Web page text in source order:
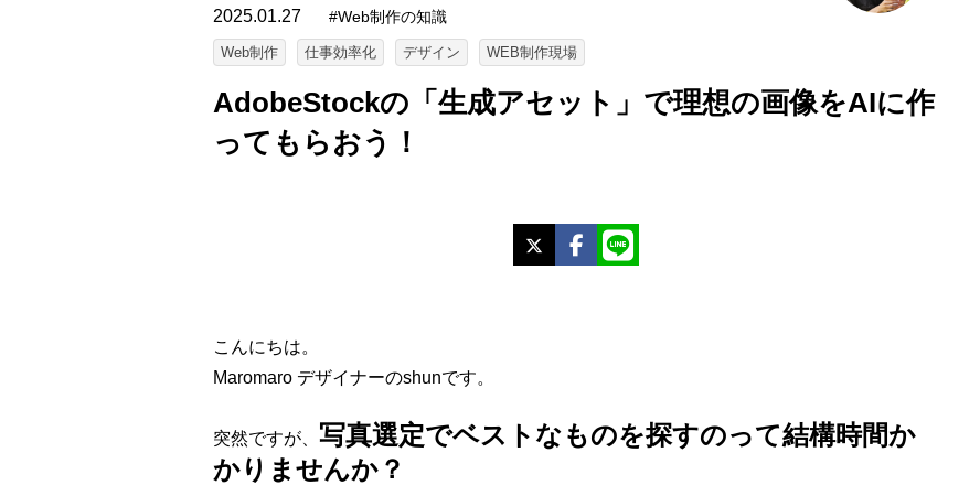
2025.01.27 #Web制作の知識
Web制作 仕事効率化 デザイン WEB制作現場
AdobeStockの「生成アセット」で理想の画像をAIに作
ってもらおう！
Facebook
こんにちは。
Maromaro デザイナーのshunです。
突然ですが、 写真選定でベストなものを探すのって結構時間か
かりませんか？